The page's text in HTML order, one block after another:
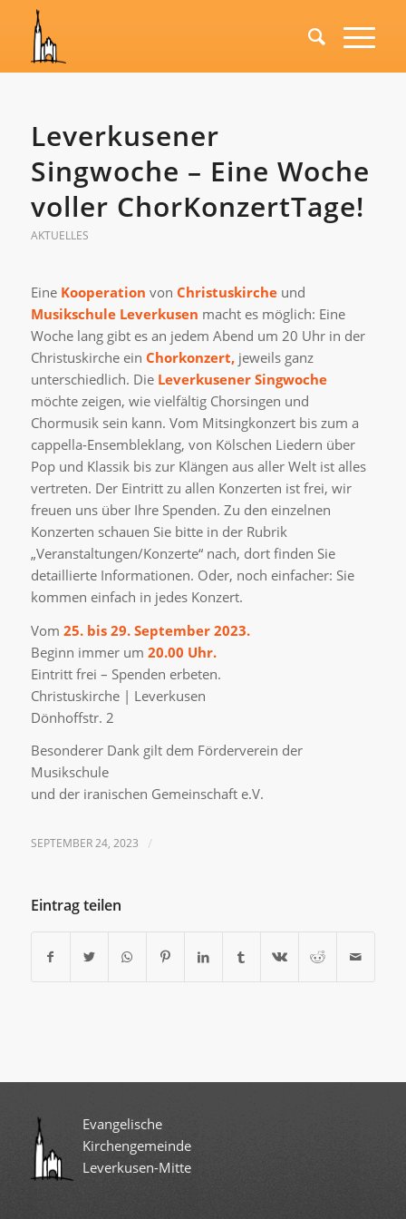
Leverkusener
Singwoche – Eine Woche
voller ChorKonzertTage!
AKTUELLES
Eine Kooperation von Christuskircheund
Musikschule Leverkusen macht es möglich: Eine
Woche lang gibt es an jedem Abend um 20 Uhr in der
Christuskirche ein Chorkonzert, jeweils ganz
unterschiedlich. DieLeverkusener Singwoche
möchte zeigen, wie vielfältig Chorsingen und
Chormusik sein kann. Vom Mitsingkonzert bis zum a
cappella-Ensembleklang, von Kölschen Liedern über
Pop und Klassik bis zur Klängen aus aller Welt ist alles
vertreten. Der Eintritt zu allen Konzerten ist frei, wir
freuen uns über Ihre Spenden. Zu den einzelnen
Konzerten schauen Sie bitte in der Rubrik
„Veranstaltungen/Konzerte“ nach, dort finden Sie
detaillierte Informationen. Oder, noch einfacher: Sie
kommen einfach in jedes Konzert.
Vom 25. bis 29. September 2023.
Beginn immer um 20.00 Uhr.
Eintritt frei – Spenden erbeten.
Christuskirche | Leverkusen
Dönhoffstr. 2
Besonderer Dank gilt dem Förderverein der
Musikschule
und der iranischen Gemeinschaft e.V.
SEPTEMBER 24, 2023 /
Eintrag teilen
Evangelische
Kirchengemeinde
Leverkusen-Mitte